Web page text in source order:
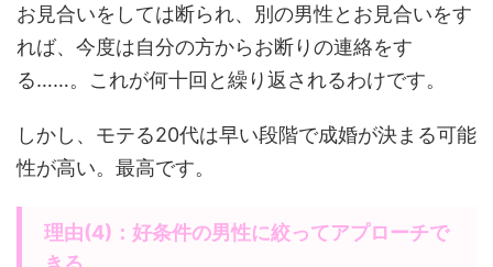
お見合いをしては断られ、別の男性とお見合いをす
れば、今度は自分の方からお断りの連絡をす
る……。これが何十回と繰り返されるわけです。
しかし、モテる20代は早い段階で成婚が決まる可能
性が高い。最高です。
理由(4)：好条件の男性に絞ってアプローチで